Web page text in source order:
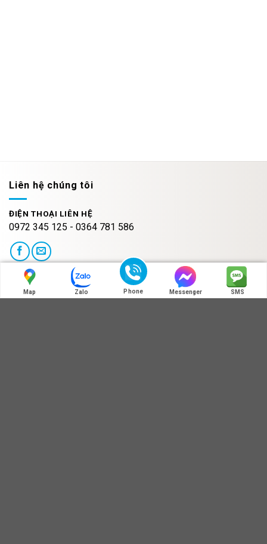
Map Zalo Phone Messenger SMS
Liên hệ chúng tôi
ĐIỆN THOẠI LIÊN HỆ
0972 345 125 - 0364 781 586
HOT LINE:MÃ QR ZALO